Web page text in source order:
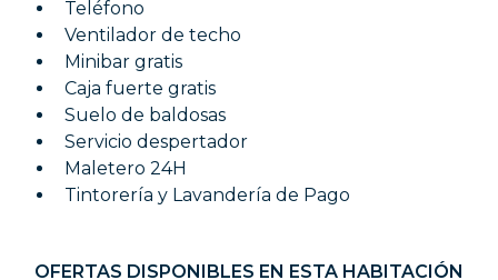
Teléfono
Ventilador de techo
Minibar gratis
Caja fuerte gratis
Suelo de baldosas
Servicio despertador
Maletero 24H
Tintorería y Lavandería de Pago
OFERTAS DISPONIBLES EN ESTA HABITACIÓN